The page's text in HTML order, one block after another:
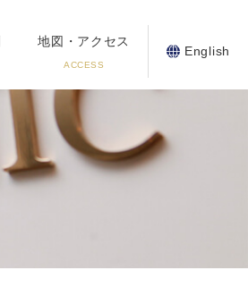
地図・アクセス
ACCESS
English